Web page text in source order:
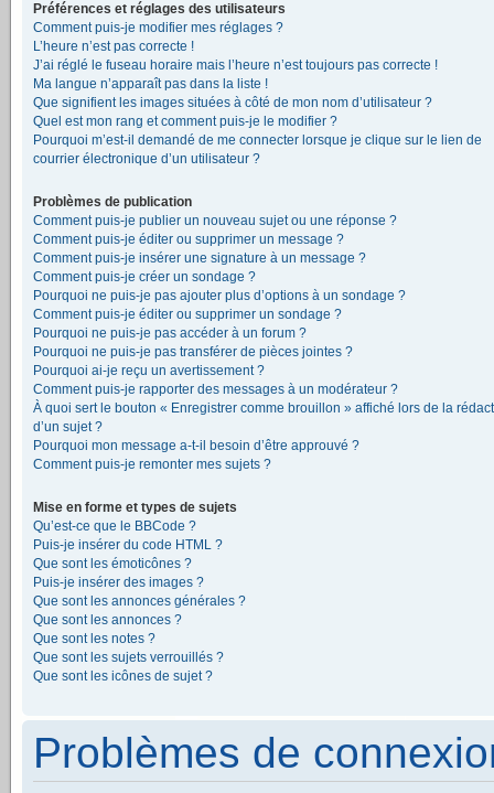
Préférences et réglages des utilisateurs
Comment puis-je modifier mes réglages ?
L’heure n’est pas correcte !
J’ai réglé le fuseau horaire mais l’heure n’est toujours pas correcte !
Ma langue n’apparaît pas dans la liste !
Que signifient les images situées à côté de mon nom d’utilisateur ?
Quel est mon rang et comment puis-je le modifier ?
Pourquoi m’est-il demandé de me connecter lorsque je clique sur le lien de
courrier électronique d’un utilisateur ?
Problèmes de publication
Comment puis-je publier un nouveau sujet ou une réponse ?
Comment puis-je éditer ou supprimer un message ?
Comment puis-je insérer une signature à un message ?
Comment puis-je créer un sondage ?
Pourquoi ne puis-je pas ajouter plus d’options à un sondage ?
Comment puis-je éditer ou supprimer un sondage ?
Pourquoi ne puis-je pas accéder à un forum ?
Pourquoi ne puis-je pas transférer de pièces jointes ?
Pourquoi ai-je reçu un avertissement ?
Comment puis-je rapporter des messages à un modérateur ?
À quoi sert le bouton « Enregistrer comme brouillon » affiché lors de la
d’un sujet ?
Pourquoi mon message a-t-il besoin d’être approuvé ?
Comment puis-je remonter mes sujets ?
Mise en forme et types de sujets
Qu’est-ce que le BBCode ?
Puis-je insérer du code HTML ?
Que sont les émoticônes ?
Puis-je insérer des images ?
Que sont les annonces générales ?
Que sont les annonces ?
Que sont les notes ?
Que sont les sujets verrouillés ?
Que sont les icônes de sujet ?
Problèmes de